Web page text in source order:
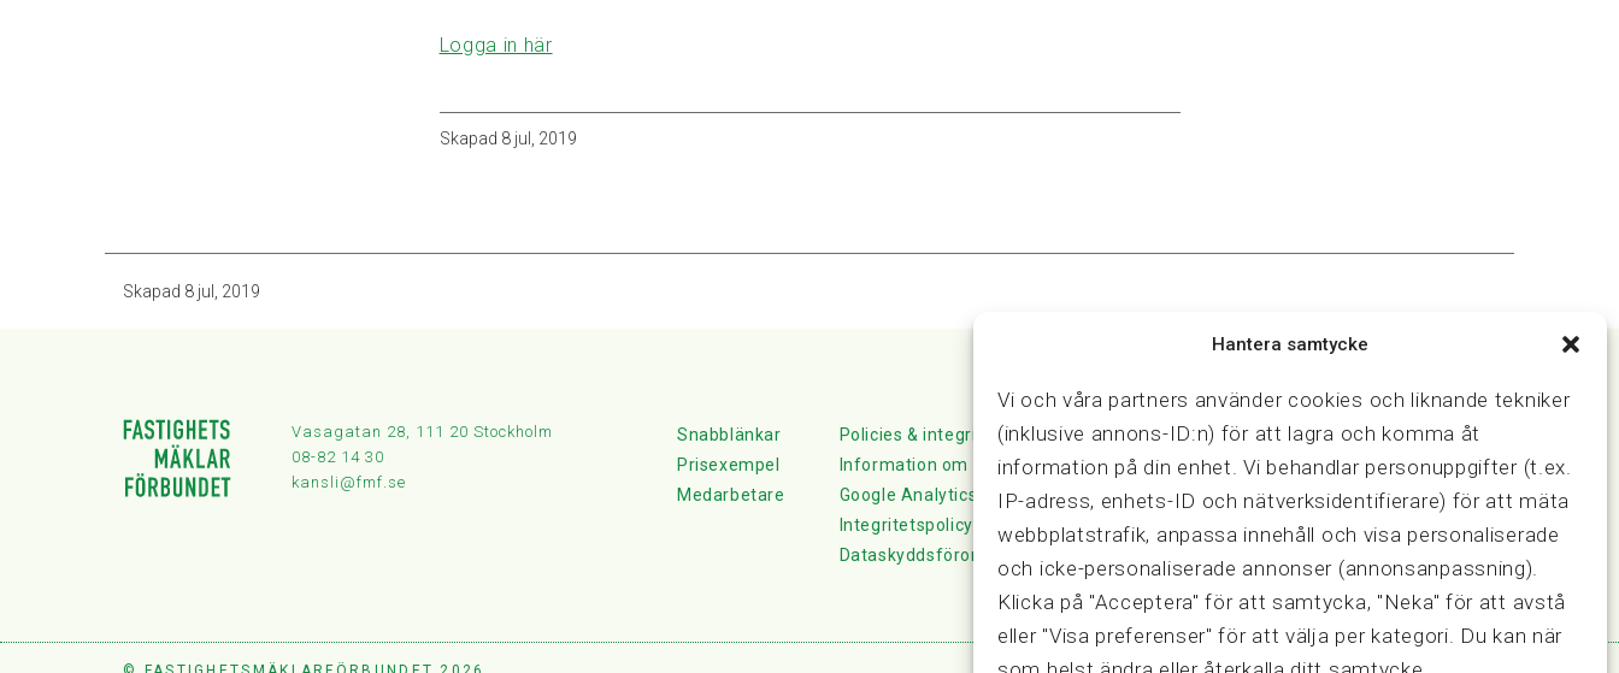
Hantera samtycke
Vi och våra partners använder cookies och liknande tekniker
(inklusive annons-ID:n) för att lagra och komma åt
information på din enhet. Vi behandlar personuppgifter (t.ex.
IP-adress, enhets-ID och nätverksidentifierare) för att mäta
webbplatstrafik, anpassa innehåll och visa personaliserade
och icke-personaliserade annonser (annonsanpassning).
Klicka på "Acceptera" för att samtycka, "Neka" för att avstå
eller "Visa preferenser" för att välja per kategori. Du kan när
Logga in här
Skapad 8 jul, 2019
Skapad 8 jul, 2019
Vasagatan 28, 111 20 Stockholm
08-82 14 30
kansli@fmf.se
Snabblänkar
Prisexempel
Medarbetare
Policies & integritet
Information om Cookie-hantering och
Google Analytics
Integritetspolicy
Dataskyddsförordningen
Samarbeten
Press & media
Fastighetsmäklarinspektionen
FRN, Fastighetsmarknadens
reklamationsnämnd